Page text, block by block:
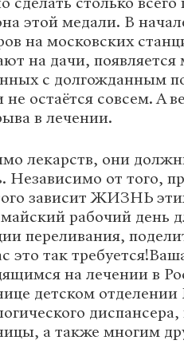
этой медали. В
на московских
на дачи,
с долгожданным
не остаётся совсем. А
в лечении.
лекарств, они
Независимо от того,
зависит ЖИЗНЬ
рабочий день
переливания,
это так
на лечении в
детском
а также многим